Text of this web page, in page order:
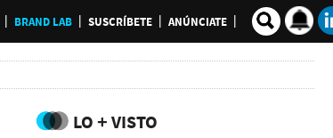
BRAND LAB SUSCRÍBETE ANÚNCIATE
LO + VISTO